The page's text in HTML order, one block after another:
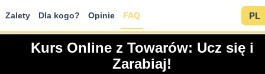
Zalety Dla kogo? Opinie FAQ PL
Kurs Online z Towarów: Ucz się i
Zarabiaj!